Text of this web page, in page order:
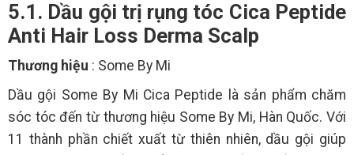
5.1. Dầu gội trị rụng tóc Cica Peptide
Anti Hair Loss Derma Scalp
Thương hiệu : Some By Mi
Dầu gội Some By Mi Cica Peptide là sản phẩm chăm
sóc tóc đến từ thương hiệu Some By Mi, Hàn Quốc. Với
11 thành phần chiết xuất từ thiên nhiên, dầu gội giúp